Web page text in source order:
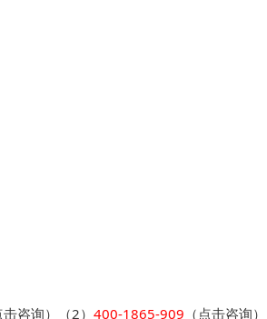
击咨询）（2） 400-1865-909 （点击咨询）